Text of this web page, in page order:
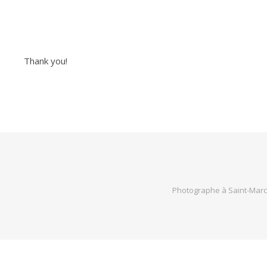
Thank you!
Photographe à Saint-